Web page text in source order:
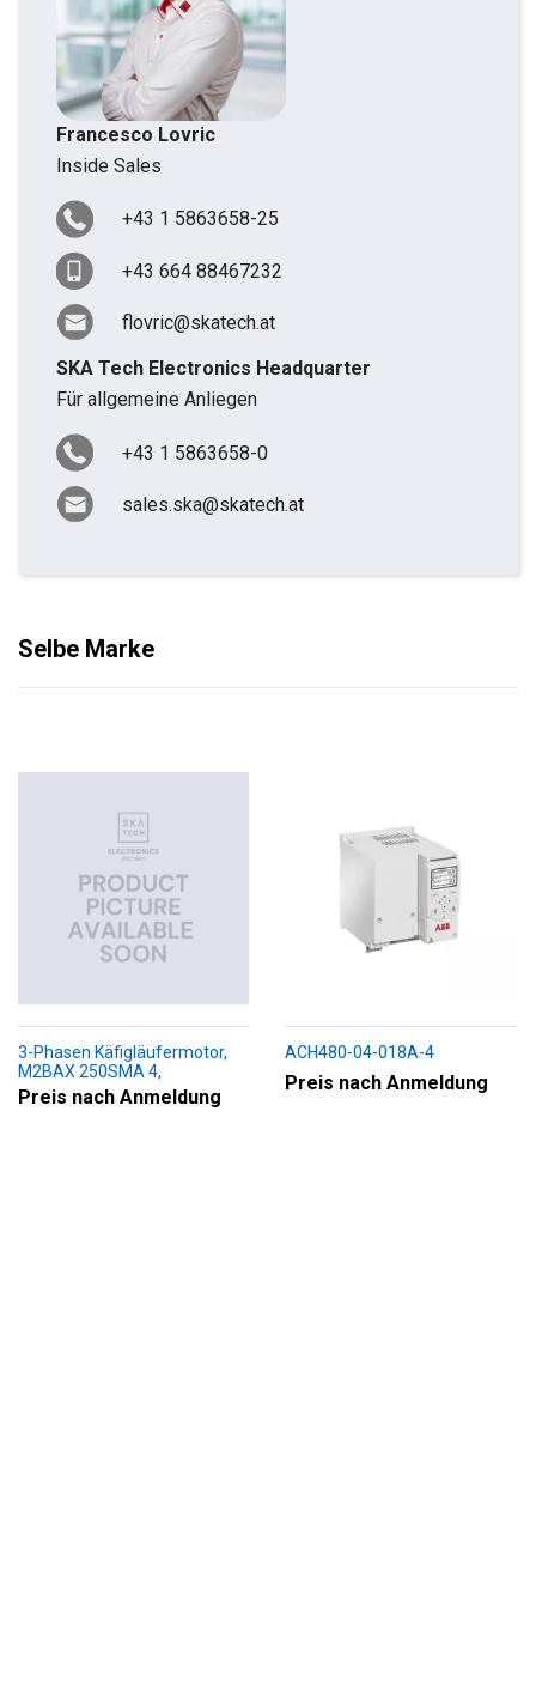
Francesco Lovric
Inside Sales
+43 1 5863658-25
+43 664 88467232
flovric@skatech.at
SKA Tech Electronics Headquarter
Für allgemeine Anliegen
+43 1 5863658-0
sales.ska@skatech.at
Selbe Marke
3-Phasen Käfigläufermotor,
M2BAX 250SMA 4,
+188+230+451+009
Preis nach Anmeldung
ACH480-04-018A-4
Preis nach Anmeldung